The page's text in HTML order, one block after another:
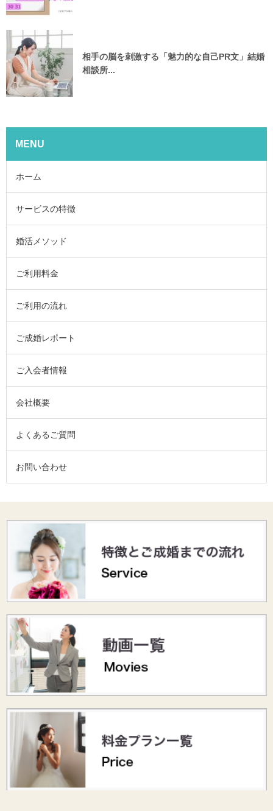
相手の脳を刺激する「魅力的な自己PR文」結婚
相談所...
MENU
ホーム
サービスの特徴
婚活メソッド
ご利用料金
ご利用の流れ
ご成婚レポート
ご入会者情報
会社概要
よくあるご質問
お問い合わせ